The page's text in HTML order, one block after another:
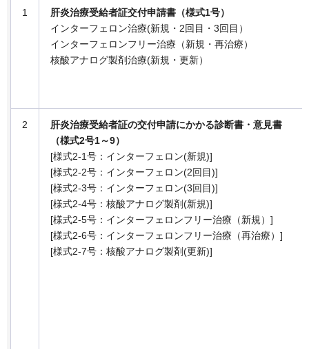
1
肝炎治療受給者証交付申請書（様式1号）
インターフェロン治療(新規・2回目・3回目）
インターフェロンフリー治療（新規・再治療）
核酸アナログ製剤治療(新規・更新）
2
肝炎治療受給者証の交付申請にかかる診断書・意見書
（様式2号1～9）
[様式2-1号：インターフェロン(新規)]
[様式2-2号：インターフェロン(2回目)]
[様式2-3号：インターフェロン(3回目)]
[様式2-4号：核酸アナログ製剤(新規)]
[様式2-5号：インターフェロンフリー治療（新規）]
[様式2-6号：インターフェロンフリー治療（再治療）]
[様式2-7号：核酸アナログ製剤(更新)]